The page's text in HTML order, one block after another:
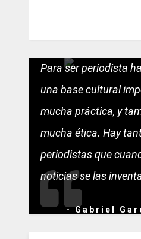
Para ser periodista
una base cultural
mucha práctica, y
mucha ética. Hay
periodistas que
noticias se las
- Gabriel